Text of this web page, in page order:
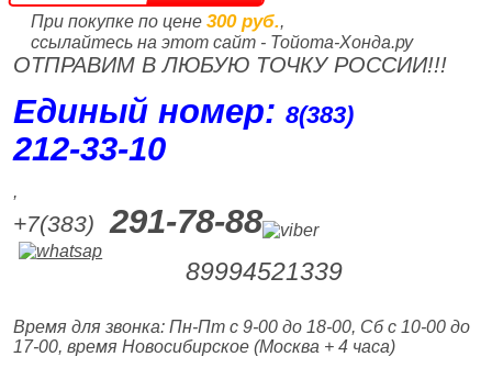
При покупке по цене 300 руб.,
ссылайтесь на этот сайт - Тойота-Хонда.ру
ОТПРАВИМ В ЛЮБУЮ ТОЧКУ РОССИИ!!!
Единый номер:8(383)
212‑33‑10
,
+7(383) 291-78-88
89994521339
Время для звонка: Пн-Пт с 9-00 до 18-00, Сб с 10-00 до
17-00, время Новосибирское (Москва + 4 часа)